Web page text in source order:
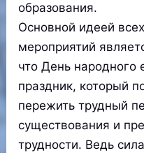
Основной идеей
мероприятий
что День народного
праздник, который
пережить трудный
существования и
трудности. Ведь